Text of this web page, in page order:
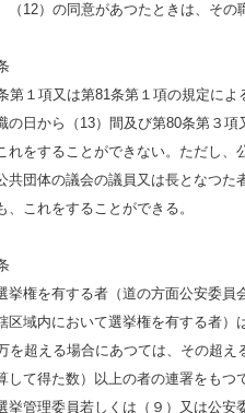
（12）の同意があつたときは、その
第１項又は第81条第１項の規定に
の日から（13）間及び第80条第３
れをすることができない。ただし
共団体の議会の議員又は長となつた
、これをすることができる。
権を有する者（道の方面公安委員
区域内において選挙権を有する者）
を超える場合にあつては、その超え
して得た数）以上の者の連署をも
挙管理委員若しくは（９）又は公安